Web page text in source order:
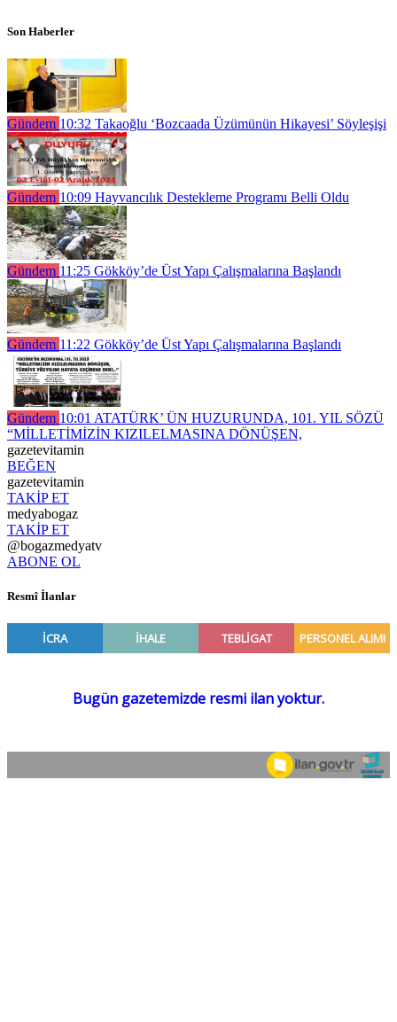
Son Haberler
Gündem 10:32 Takaoğlu ‘Bozcaada Üzümünün Hikayesi’ Söyleşişi
Gündem 10:09 Hayvancılık Destekleme Programı Belli Oldu
Gündem 11:25 Gökköy’de Üst Yapı Çalışmalarına Başlandı
Gündem 11:22 Gökköy’de Üst Yapı Çalışmalarına Başlandı
Gündem 10:01 ATATÜRK’ ÜN HUZURUNDA, 101. YIL SÖZÜ
“MİLLETİMİZİN KIZILELMASINA DÖNÜŞEN,
gazetevitamin
BEĞEN
gazetevitamin
TAKİP ET
medyabogaz
TAKİP ET
@bogazmedyatv
ABONE OL
Resmî İlanlar